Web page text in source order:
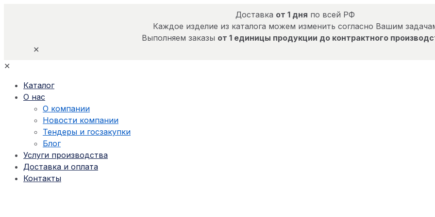
Доставка от 1 дня по всей РФ
Каждое изделие из каталога можем изменить согласно Вашим
Выполняем заказы от 1 единицы продукции до контрактного
✕
✕
Каталог
О нас
О компании
Новости компании
Тендеры и госзакупки
Блог
Услуги производства
Доставка и оплата
Контакты